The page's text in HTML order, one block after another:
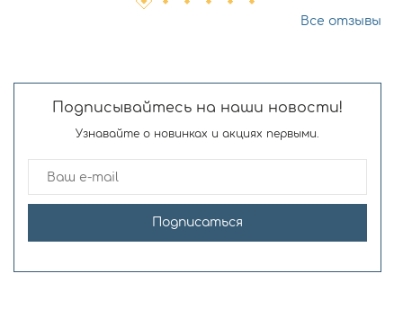
Все отзывы
Подписывайтесь на наши новости!
Узнавайте о новинках и акциях первыми.
Подписаться